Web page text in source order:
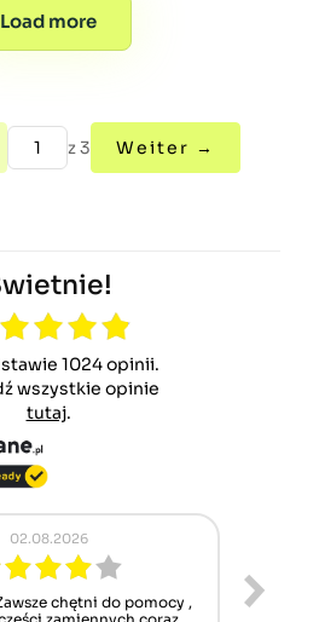
Load more
z 3 Weiter →
1024 opinii.
wszystkie opinie
tutaj.
02.08.2026
chętni do pomocy ,